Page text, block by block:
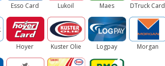
Esso Card Lukoil Maes DTruck Card
Hoyer Kuster Olie Logpay Morgan